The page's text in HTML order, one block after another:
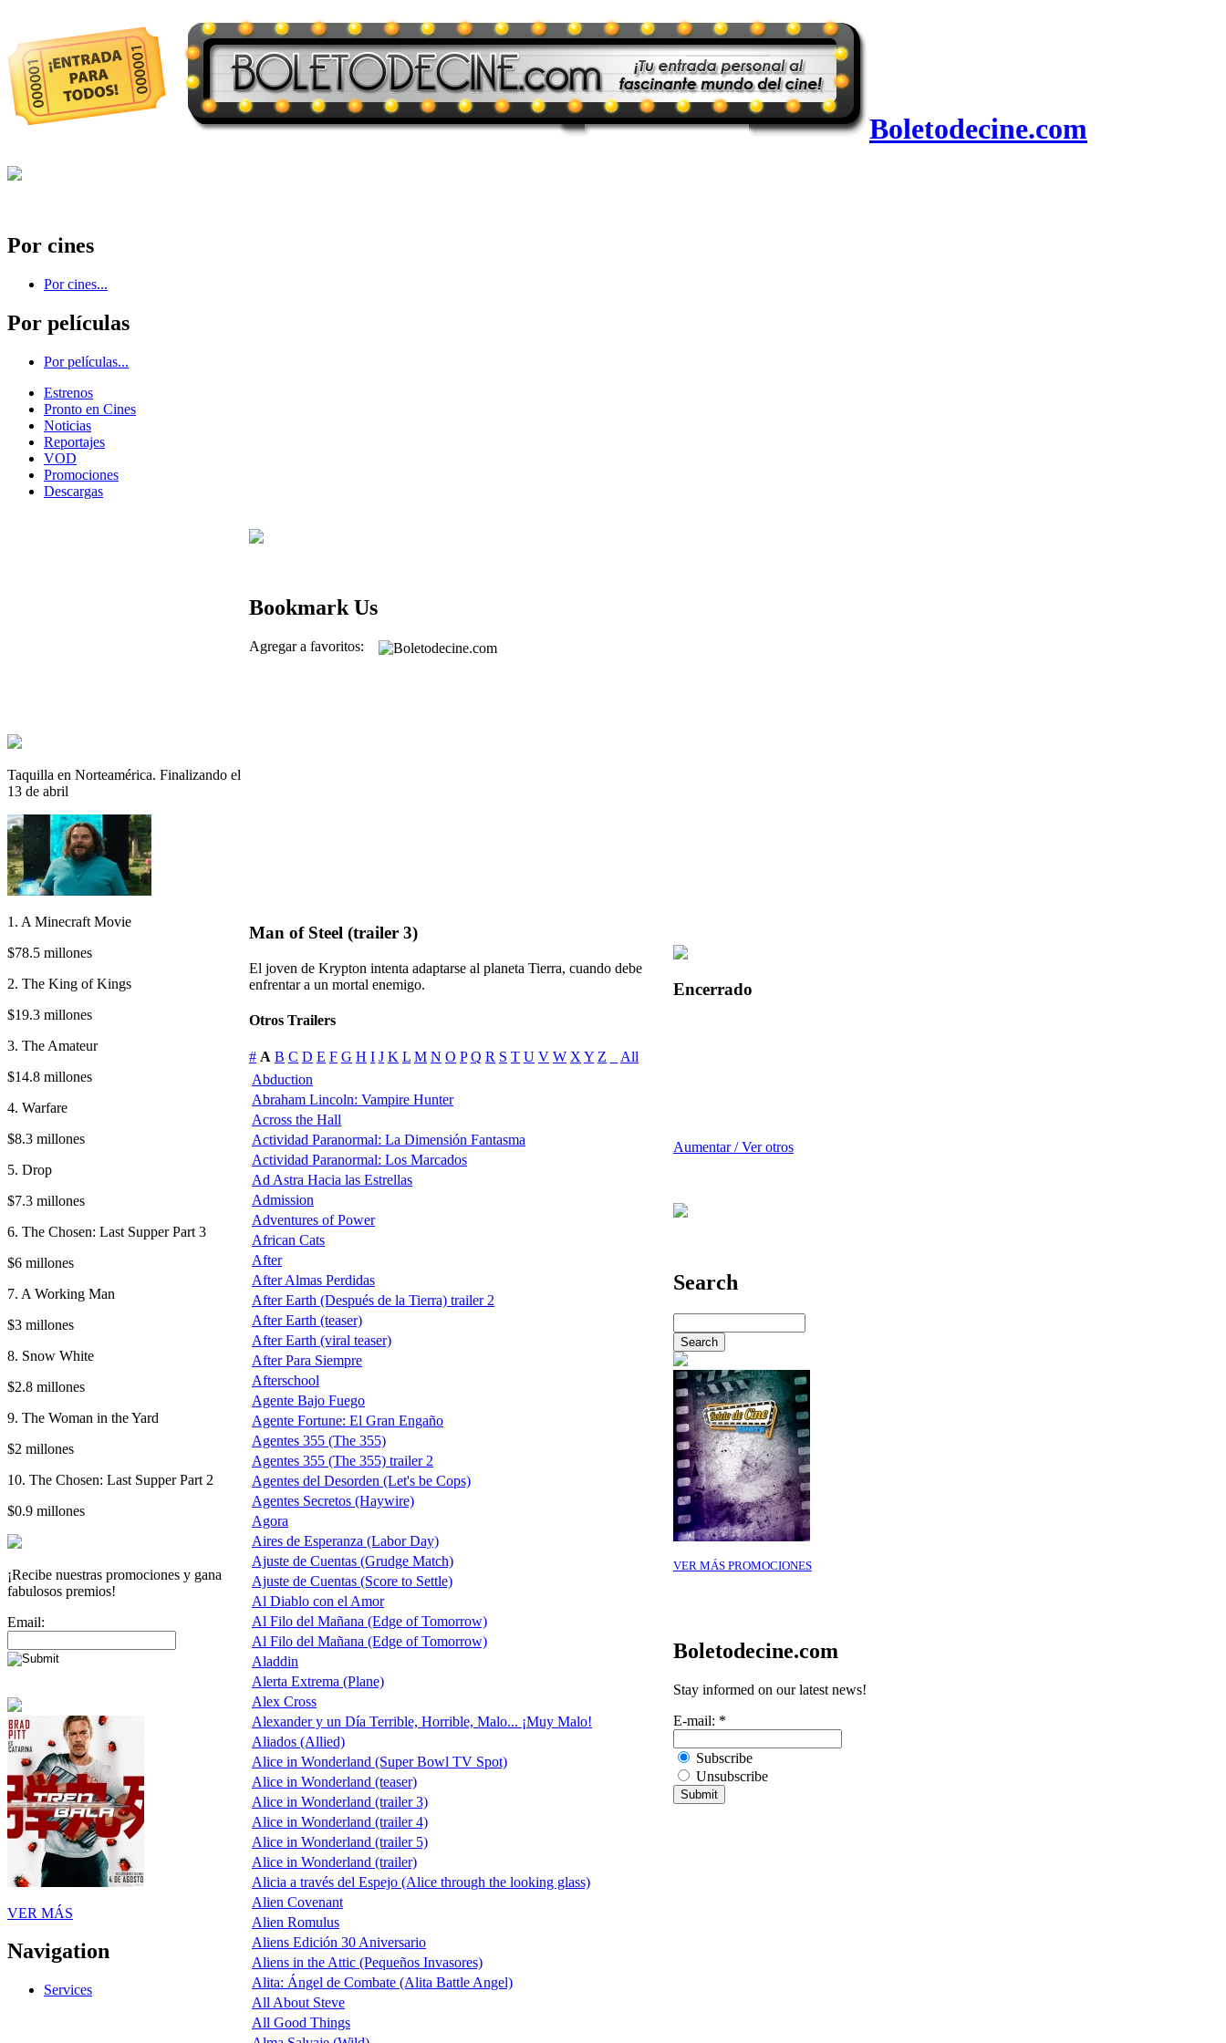
Boletodecine.com
Por cines
Por cines...
Por películas
Por películas...
Estrenos
Pronto en Cines
Noticias
Reportajes
VOD
Promociones
Descargas
Taquilla en Norteamérica. Finalizando el
13 de abril
1. A Minecraft Movie
$78.5 millones
2. The King of Kings
$19.3 millones
3. The Amateur
$14.8 millones
4. Warfare
$8.3 millones
5. Drop
$7.3 millones
6. The Chosen: Last Supper Part 3
$6 millones
7. A Working Man
$3 millones
8. Snow White
$2.8 millones
9. The Woman in the Yard
$2 millones
10. The Chosen: Last Supper Part 2
$0.9 millones
¡Recibe nuestras promociones y gana
fabulosos premios!
Email:
VER MÁS
Navigation
Services
Bookmark Us
Agregar a favoritos:
Man of Steel (trailer 3)
El joven de Krypton intenta adaptarse al planeta Tierra, cuando debe
enfrentar a un mortal enemigo.
Otros Trailers
# A B C D E F G H I J K L M N O P Q R S T U V W X Y Z
All
Abduction
Abraham Lincoln: Vampire Hunter
Across the Hall
Actividad Paranormal: La Dimensión Fantasma
Actividad Paranormal: Los Marcados
Ad Astra Hacia las Estrellas
Admission
Adventures of Power
African Cats
After
After Almas Perdidas
After Earth (Después de la Tierra) trailer 2
After Earth (teaser)
After Earth (viral teaser)
After Para Siempre
Afterschool
Agente Bajo Fuego
Agente Fortune: El Gran Engaño
Agentes 355 (The 355)
Agentes 355 (The 355) trailer 2
Agentes del Desorden (Let's be Cops)
Agentes Secretos (Haywire)
Agora
Aires de Esperanza (Labor Day)
Ajuste de Cuentas (Grudge Match)
Ajuste de Cuentas (Score to Settle)
Al Diablo con el Amor
Al Filo del Mañana (Edge of Tomorrow)
Al Filo del Mañana (Edge of Tomorrow)
Aladdin
Alerta Extrema (Plane)
Alex Cross
Alexander y un Día Terrible, Horrible, Malo... ¡Muy Malo!
Aliados (Allied)
Alice in Wonderland (Super Bowl TV Spot)
Alice in Wonderland (teaser)
Alice in Wonderland (trailer 3)
Alice in Wonderland (trailer 4)
Alice in Wonderland (trailer 5)
Alice in Wonderland (trailer)
Alicia a través del Espejo (Alice through the looking glass)
Alien Covenant
Alien Romulus
Aliens Edición 30 Aniversario
Aliens in the Attic (Pequeños Invasores)
Alita: Ángel de Combate (Alita Battle Angel)
All About Steve
All Good Things
Encerrado
Aumentar / Ver otros
Search
VER MÁS PROMOCIONES
Boletodecine.com
Stay informed on our latest news!
E-mail: *
Subscribe
Unsubscribe